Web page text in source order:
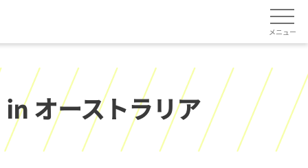
メニュー
オーストラリア